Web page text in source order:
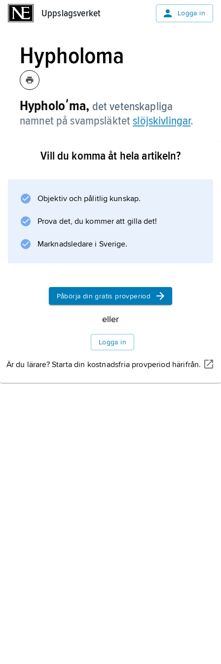
Uppslagsverket Logga in
Hypholoma
Hypholoʹma, det vetenskapliga
namnet på svampsläktetslöjskivlingar.
Vill du komma åt hela artikeln?
Objektiv och pålitlig kunskap.
Prova det, du kommer att gilla det!
Marknadsledare i Sverige.
Påbörja din gratis provperiod
eller
Logga in
Är du lärare? Starta din kostnadsfria provperiod härifrån.